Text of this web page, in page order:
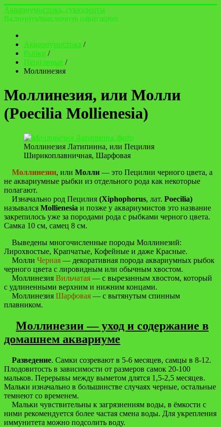
Аквариумистика, суккуленты
Включить/выключить навигацию
Аквариумистика /
Рыбки /
Пециливые /
Моллинезия
Моллинезия, или Молли
(Poecilia Mollienesia)
Моллинезия Латипинна, или Пецилия
Ширикоплавничная, Шарфовая
Моллинезии, или Молли — это Пецилии черного цвета, а
не аквариумные рыбки из отдельного рода как некоторые
полагают.
Изначально род Пецилия (Xiphophorus, лат. Poecilia)
назывался Mollienesia и позже у аквариумистов это название
закрепилось уже за породами рода с рыбками черного цвета.
Самка 10 см, самец 8 см.
Выведены многочисленные породы Моллинезий:
Лирохвостые, Крапчатые, Кофейные и даже Красные.
Молли Черная — декоративная порода аквариумных рыбок
черного цвета с лировидным или обычным хвостом.
Моллинезия Вильчатая — с вырезанным хвостом, который
с удлиненными верхним и нижним концами.
Моллинезия Шарфовая — с вытянутым спинным
плавником.
Моллинезии — уход и содержание в
домашнем аквариуме
Разведение. Самки созревают в 5-6 месяцев, самцы в 8-12.
Плодовитость в зависимости от размеров самок 20-100
мальков. Перерывы между выметом длятся 1,5-2,5 месяцев.
Мальки изначально в большинстве случаях черные, остальные
темнеют со временем.
Мальки чувствительны к загрязнениям воды, в ёмкости с
ними рекомендуется более частая смена воды. Для укрепления
иммунитета можно подсолить воду.